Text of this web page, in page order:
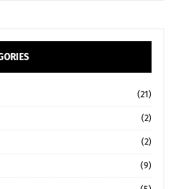
(21)
(2)
(2)
(9)